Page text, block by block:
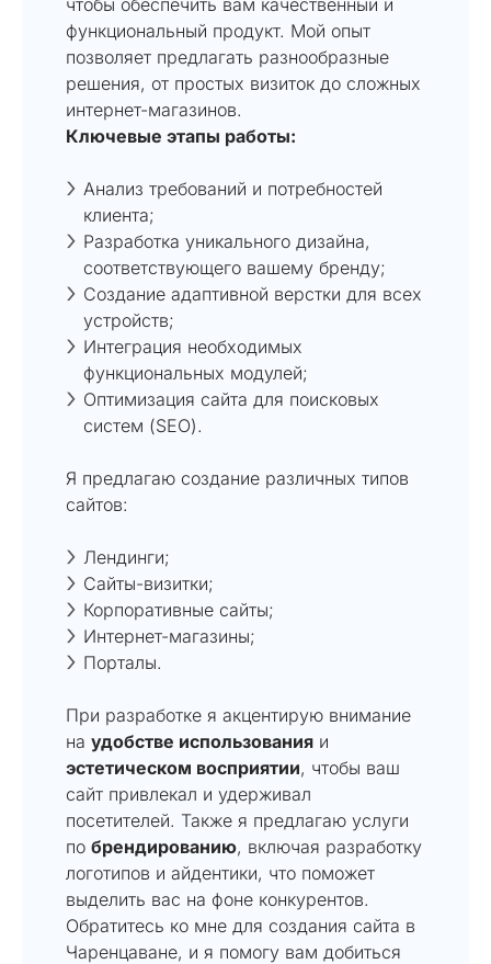
функциональный продукт. Мой опыт
позволяет предлагать разнообразные
решения, от простых визиток до сложных
интернет-магазинов.
Ключевые этапы работы:
Анализ требований и потребностей
клиента;
Разработка уникального дизайна,
соответствующего вашему бренду;
Создание адаптивной верстки для всех
устройств;
Интеграция необходимых
функциональных модулей;
Оптимизация сайта для поисковых
систем (SEO).
Я предлагаю создание различных типов
сайтов:
Лендинги;
Сайты-визитки;
Корпоративные сайты;
Интернет-магазины;
Порталы.
При разработке я акцентирую внимание
на удобстве использования и
эстетическом восприятии, чтобы ваш
сайт привлекал и удерживал
посетителей. Также я предлагаю услуги
по брендированию, включая разработку
логотипов и айдентики, что поможет
выделить вас на фоне конкурентов.
Обратитесь ко мне для создания сайта в
Чаренцаване, и я помогу вам добиться